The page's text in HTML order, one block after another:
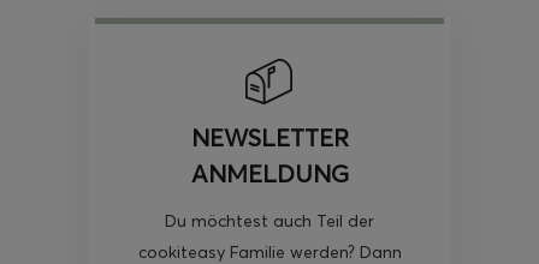
NEWSLETTER
ANMELDUNG
Du möchtest auch Teil der
cookiteasy Familie werden? Dann